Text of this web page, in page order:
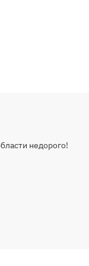
недорого!